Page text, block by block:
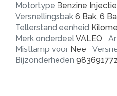
Motortype Benzine
Versnellingsbak 6 Bak, 6
Tellerstand eenheid
Merk onderdeelVALEO
Mistlamp voor Nee
Bijzonderheden